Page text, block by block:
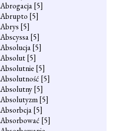
Abrogacja[5]
Abrupto [5]
Abrys [5]
Abscyssa[5]
Absolucja[5]
Absolut[5]
Absolutnie [5]
Absolutność [5]
Absolutny[5]
Absolutyzm[5]
Absorbcja[5]
Absorbować [5]